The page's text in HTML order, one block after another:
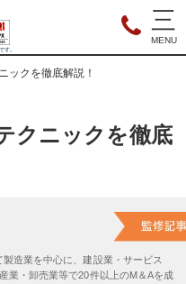
す。
ックを徹底解説！
クニックを徹底
造業を中心に、建設業・サービス
業・卸売業等で20件以上のM＆Aを成